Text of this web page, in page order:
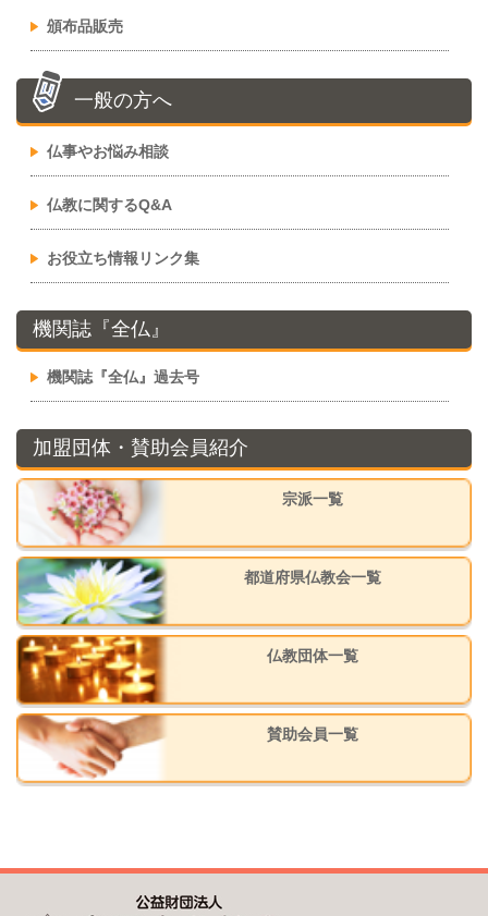
頒布品販売
一般の方へ
仏事やお悩み相談
仏教に関するQ&A
お役立ち情報リンク集
機関誌『全仏』
機関誌『全仏』過去号
加盟団体・賛助会員紹介
宗派一覧
都道府県仏教会一覧
仏教団体一覧
賛助会員一覧